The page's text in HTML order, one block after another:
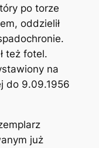
po torze
oddzielił
też fotel.
na
do 9.09.1956
już